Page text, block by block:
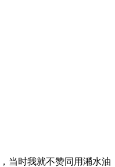
时我就不赞同用潲水